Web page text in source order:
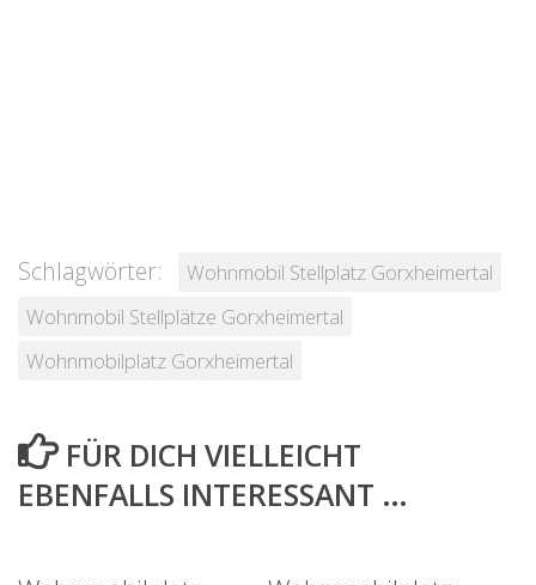
Schlagwörter:
Wohnmobil Stellplatz Gorxheimertal
Wohnmobil Stellplätze Gorxheimertal
Wohnmobilplatz Gorxheimertal
FÜR DICH VIELLEICHT
EBENFALLS INTERESSANT …